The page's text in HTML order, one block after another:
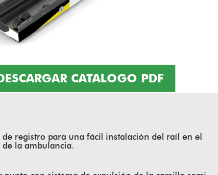
CATALOGO PDF
de registro para una fácil instalación del raíl en el
la ambulancia.